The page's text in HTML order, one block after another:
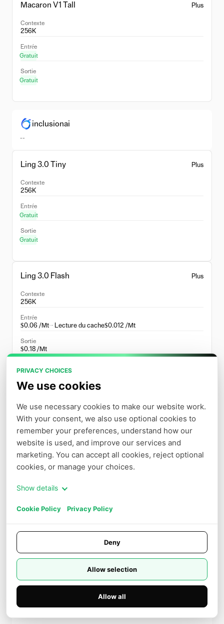
PRIVACY CHOICES
We use cookies
We use necessary cookies to make our website work.
With your consent, we also use optional cookies to
remember your preferences, understand how our
website is used, and improve our services and
marketing. You can accept all cookies, reject optional
cookies, or manage your choices.
Show details
Cookie Policy Privacy Policy
Deny
Allow selection
Allow all
Macaron V1 Tall Plus
Contexte
256K
Entrée
Gratuit
Sortie
Gratuit
inclusionai
--
Ling 3.0 Tiny Plus
Contexte
256K
Entrée
Gratuit
Sortie
Gratuit
Ling 3.0 Flash Plus
Contexte
256K
Entrée
$0.06 /Mt·· Lecture du cache$0.012 /Mt
Sortie
$0.18 /Mt
Ling-2.6-flash
Contexte
256K
$0.1 /Mt·· Lecture du cache$0.02 /Mt
$0.3 /Mt
Contexte
$0.06 /Mt
Sortie